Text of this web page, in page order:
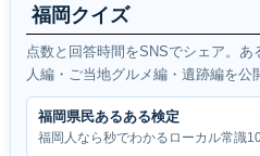
福岡クイズ
点数と回答時間をSNSでシェア。
人編・ご当地グルメ編・遺跡編を公
福岡県民あるある検定
福岡人なら秒でわかるローカル常識